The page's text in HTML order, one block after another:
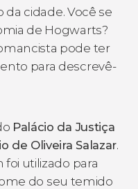
da cidade. Você se
de Hogwarts?
pode ter
para descrevê-
Palácio da Justiça
de Oliveira Salazar.
foi utilizado para
do seu temido